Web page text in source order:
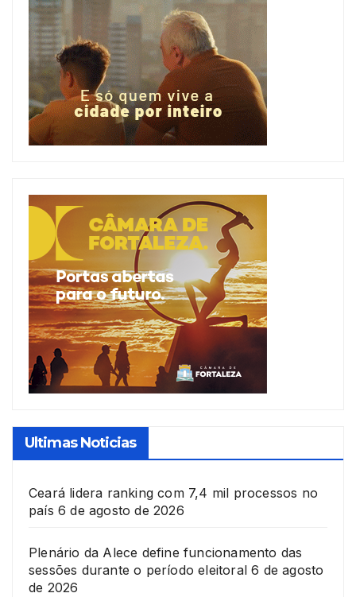
Ultimas Noticias
Ceará lidera ranking com 7,4 mil processos no
país 6 de agosto de 2026
Plenário da Alece define funcionamento das
sessões durante o período eleitoral 6 de agosto
de 2026